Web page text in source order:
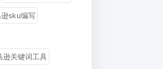
逊sku编写
逊关键词工具